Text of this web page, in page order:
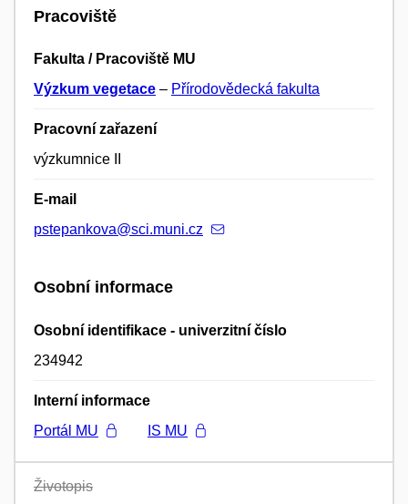
Pracoviště
Fakulta / Pracoviště MU
Výzkum vegetace – Přírodovědecká fakulta
Pracovní zařazení
výzkumnice II
E-mail
pstepankova@sci.muni.cz
Osobní informace
Osobní identifikace - univerzitní číslo
234942
Interní informace
Portál MU
IS MU
Životopis